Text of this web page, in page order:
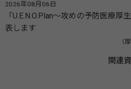
2026年08月06日
「U.E.N.O.Plan～攻めの予防医療厚
表します
（
関連